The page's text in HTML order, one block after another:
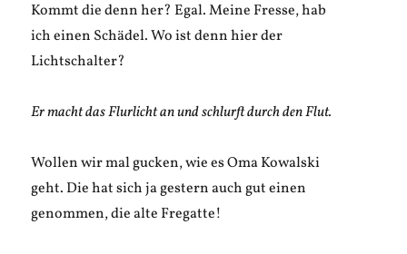
Kommt die denn her? Egal. Meine Fresse, hab
ich einen Schädel. Wo ist denn hier der
Lichtschalter?
Er macht das Flurlicht an und schlurft durch den Flut.
Wollen wir mal gucken, wie es Oma Kowalski
geht. Die hat sich ja gestern auch gut einen
genommen, die alte Fregatte!